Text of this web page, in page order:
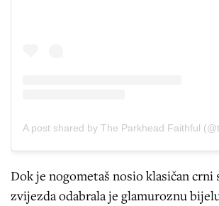
Dok je nogometaš nosio klasičan crni
zvijezda odabrala je glamuroznu